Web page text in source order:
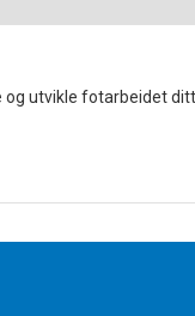
og utvikle fotarbeidet